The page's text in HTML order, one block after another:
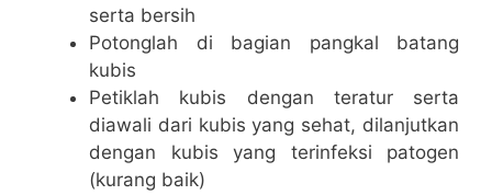
serta bersih
Potonglah di bagian pangkal batang
kubis
Petiklah kubis dengan teratur serta
diawali dari kubis yang sehat, dilanjutkan
dengan kubis yang terinfeksi patogen
(kurang baik)